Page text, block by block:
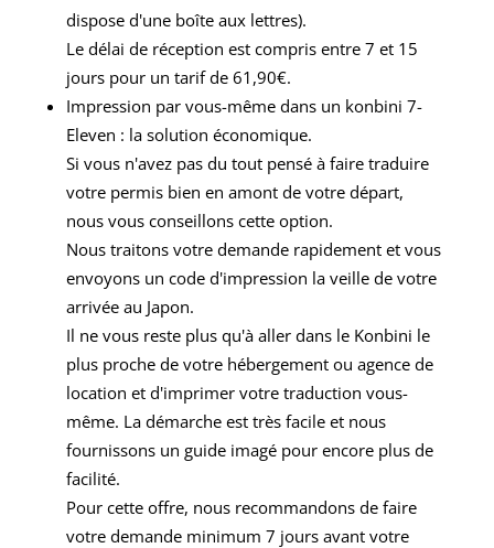
dispose d'une boîte aux lettres).
Le délai de réception est compris entre 7 et 15
jours pour un tarif de 61,90€.
Impression par vous-même dans un konbini 7-
Eleven : la solution économique.
Si vous n'avez pas du tout pensé à faire traduire
votre permis bien en amont de votre départ,
nous vous conseillons cette option.
Nous traitons votre demande rapidement et vous
envoyons un code d'impression la veille de votre
arrivée au Japon.
Il ne vous reste plus qu'à aller dans le Konbini le
plus proche de votre hébergement ou agence de
location et d'imprimer votre traduction vous-
même. La démarche est très facile et nous
fournissons un guide imagé pour encore plus de
facilité.
Pour cette offre, nous recommandons de faire
votre demande minimum 7 jours avant votre